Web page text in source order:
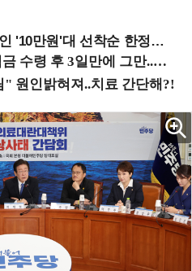
만원'대 선착순 한정판매!